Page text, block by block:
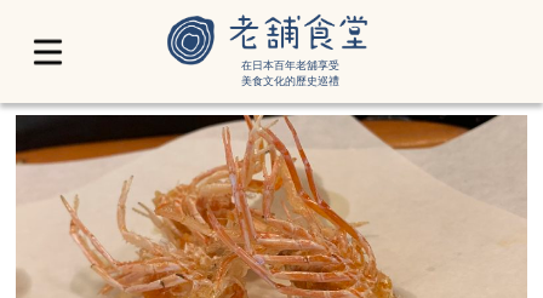
在日本百年老舖享受
美食文化的歷史巡禮